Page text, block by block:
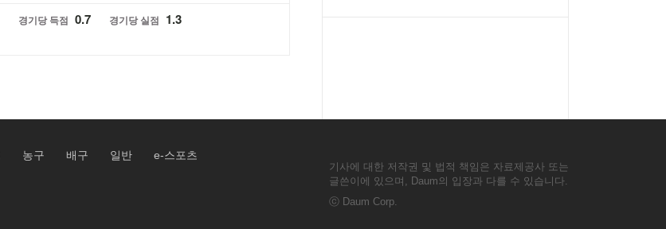
경기당 득점 0.7 경기당 실점 1.3
농구 배구 일반 e-스포츠
기사에 대한 저작권 및 법적 책임은 자료제공사 또는
글쓴이에 있으며, Daum의 입장과 다를 수 있습니다.
ⓒ Daum Corp.